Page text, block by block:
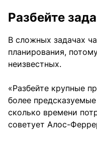
Разбейте
В сложных задачах
планирования,
неизвестных.
«Разбейте крупные
более
сколько времени
советует Алос-